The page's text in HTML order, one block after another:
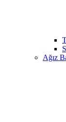
Ağız